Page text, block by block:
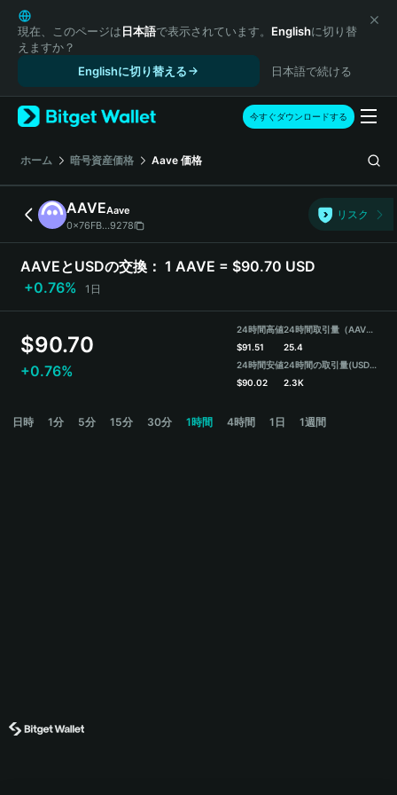
English
日本語
Tiếng Việt
Español (Latinoamérica)
Türkçe
Français
Deutsch
简体中文
繁體中文
Português (Portugal)
Bahasa Indonesia
ภาษาไทย
हिन्दी
Español
Português (Brasil)
現在、このページは日本語で表示されています。 Englishに切り替
えますか？
Englishに切り替える
日本語で続ける
今すぐダウンロードする
ホーム 暗号資産価格 Aave 価格
AAVEAave
0x76FB...9278
リスク
AAVEとUSDの交換： 1 AAVE = $90.70 USD
+0.76%
1日
$90.70
+0.76%
24時間高値
$91.51
24時間安値
$90.02
24時間取引量（AAVE）
25.4
24時間の取引量(USDT)
2.3K
日時 1分 5分 15分 30分 1時間 4時間 1日 1週間